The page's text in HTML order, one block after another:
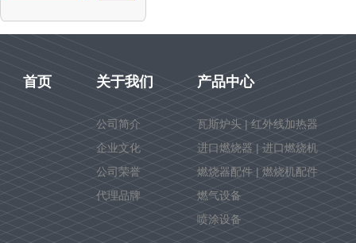
首页 关于我们
公司简介
企业文化
公司荣誉
代理品牌
产品中心
瓦斯炉头 | 红外线加热器
进口燃烧器 | 进口燃烧机
燃烧器配件 | 燃烧机配件
燃气设备
喷涂设备